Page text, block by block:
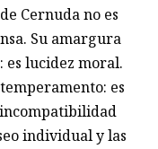
Cernuda no es
Su amargura
es lucidez moral.
es
individual y las